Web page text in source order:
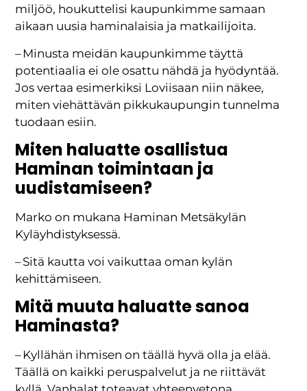
miljöö, houkuttelisi kaupunkimme samaan
aikaan uusia haminalaisia ja matkailijoita.
– Minusta meidän kaupunkimme täyttä
potentiaalia ei ole osattu nähdä ja hyödyntää.
Jos vertaa esimerkiksi Loviisaan niin näkee,
miten viehättävän pikkukaupungin tunnelma
tuodaan esiin.
Miten haluatte osallistua
Haminan toimintaan ja
uudistamiseen?
Marko on mukana Haminan Metsäkylän
Kyläyhdistyksessä.
– Sitä kautta voi vaikuttaa oman kylän
kehittämiseen.
Mitä muuta haluatte sanoa
Haminasta?
– Kyllähän ihmisen on täällä hyvä olla ja elää.
Täällä on kaikki peruspalvelut ja ne riittävät